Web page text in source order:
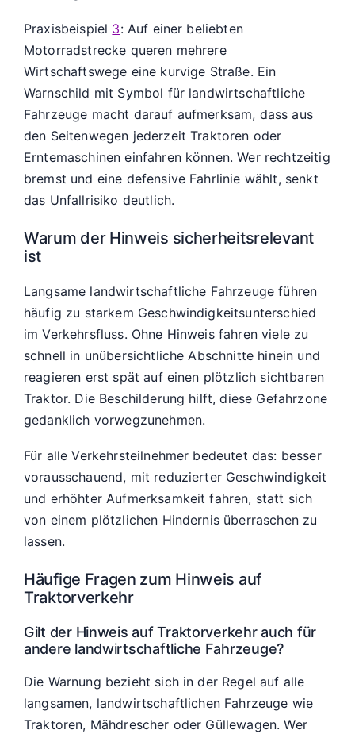
Praxisbeispiel 3: Auf einer beliebten
Motorradstrecke queren mehrere
Wirtschaftswege eine kurvige Straße. Ein
Warnschild mit Symbol für landwirtschaftliche
Fahrzeuge macht darauf aufmerksam, dass aus
den Seitenwegen jederzeit Traktoren oder
Erntemaschinen einfahren können. Wer rechtzeitig
bremst und eine defensive Fahrlinie wählt, senkt
das Unfallrisiko deutlich.
Warum der Hinweis sicherheitsrelevant
ist
Langsame landwirtschaftliche Fahrzeuge führen
häufig zu starkem Geschwindigkeitsunterschied
im Verkehrsfluss. Ohne Hinweis fahren viele zu
schnell in unübersichtliche Abschnitte hinein und
reagieren erst spät auf einen plötzlich sichtbaren
Traktor. Die Beschilderung hilft, diese Gefahrzone
gedanklich vorwegzunehmen.
Für alle Verkehrsteilnehmer bedeutet das: besser
vorausschauend, mit reduzierter Geschwindigkeit
und erhöhter Aufmerksamkeit fahren, statt sich
von einem plötzlichen Hindernis überraschen zu
lassen.
Häufige Fragen zum Hinweis auf
Traktorverkehr
Gilt der Hinweis auf Traktorverkehr auch für
andere landwirtschaftliche Fahrzeuge?
Die Warnung bezieht sich in der Regel auf alle
langsamen, landwirtschaftlichen Fahrzeuge wie
Traktoren, Mähdrescher oder Güllewagen. Wer